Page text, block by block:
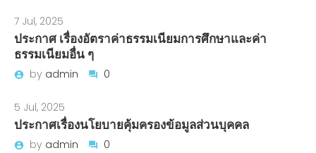
7 Jul, 2025
ประกาศ เรื่องอัตราค่าธรรมเนียมการศึกษาและค่า
ธรรมเนียมอื่น ๆ
by admin 0
5 Jul, 2025
ประกาศเรื่องนโยบายคุ้มครองข้อมูลส่วนบุคคล
by admin 0